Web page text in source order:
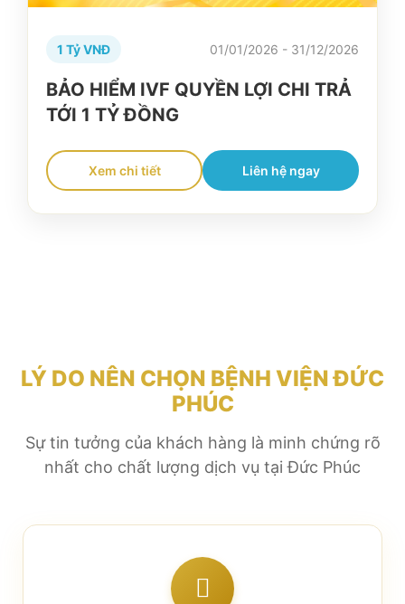
1 Tỷ VNĐ 01/01/2026 - 31/12/2026
BẢO HIỂM IVF QUYỀN LỢI CHI TRẢ
TỚI 1 TỶ ĐỒNG
Xem chi tiết Liên hệ ngay
LÝ DO NÊN CHỌN BỆNH VIỆN ĐỨC
PHÚC
Sự tin tưởng của khách hàng là minh chứng rõ
nhất cho chất lượng dịch vụ tại Đức Phúc